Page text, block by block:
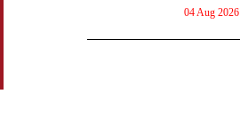
04 Aug 2026